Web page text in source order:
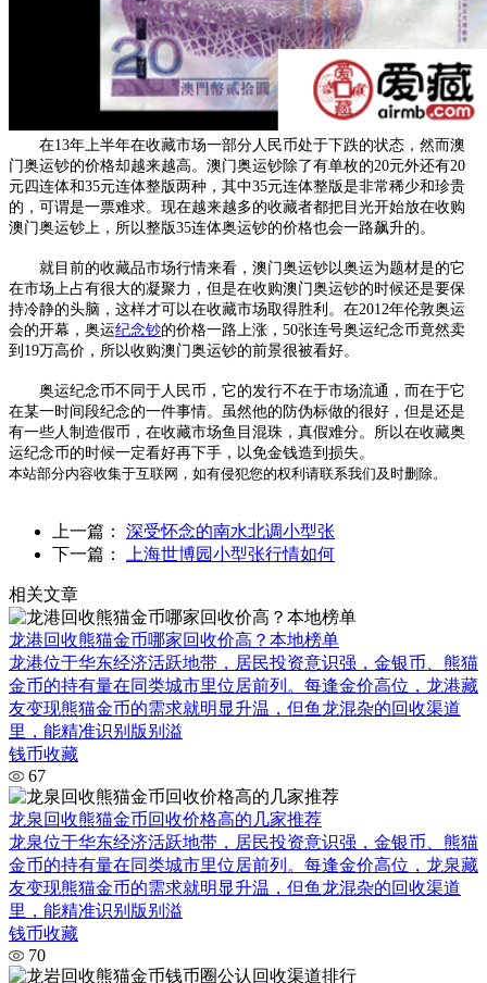
在13年上半年在收藏市场一部分人民币处于下跌的状态，然而澳
门奥运钞的价格却越来越高。澳门奥运钞除了有单枚的20元外还有20
元四连体和35元连体整版两种，其中35元连体整版是非常稀少和珍贵
的，可谓是一票难求。现在越来越多的收藏者都把目光开始放在收购
澳门奥运钞上，所以整版35连体奥运钞的价格也会一路飙升的。
就目前的收藏品市场行情来看，澳门奥运钞以奥运为题材是的它
在市场上占有很大的凝聚力，但是在收购澳门奥运钞的时候还是要保
持冷静的头脑，这样才可以在收藏市场取得胜利。在2012年伦敦奥运
会的开幕，奥运纪念钞的价格一路上涨，50张连号奥运纪念币竟然卖
到19万高价，所以收购澳门奥运钞的前景很被看好。
奥运纪念币不同于人民币，它的发行不在于市场流通，而在于它
在某一时间段纪念的一件事情。虽然他的防伪标做的很好，但是还是
有一些人制造假币，在收藏市场鱼目混珠，真假难分。所以在收藏奥
运纪念币的时候一定看好再下手，以免金钱造到损失。
本站部分内容收集于互联网，如有侵犯您的权利请联系我们及时删除。
上一篇： 深受怀念的南水北调小型张
下一篇：
上海世博园小型张行情如何
相关文章
龙港回收熊猫金币哪家回收价高？本地榜单
龙港位于华东经济活跃地带，居民投资意识强，金银币、熊猫
金币的持有量在同类城市里位居前列。每逢金价高位，龙港藏
友变现熊猫金币的需求就明显升温，但鱼龙混杂的回收渠道
里，能精准识别版别溢
钱币收藏
67
龙泉回收熊猫金币回收价格高的几家推荐
龙泉位于华东经济活跃地带，居民投资意识强，金银币、熊猫
金币的持有量在同类城市里位居前列。每逢金价高位，龙泉藏
友变现熊猫金币的需求就明显升温，但鱼龙混杂的回收渠道
里，能精准识别版别溢
钱币收藏
70